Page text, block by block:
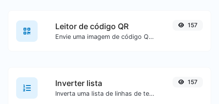
Leitor de código QR
Envie uma imagem de código QR e extraia os dados contidos nela.
157
Inverter lista
Inverta uma lista de linhas de texto fornecidas.
157